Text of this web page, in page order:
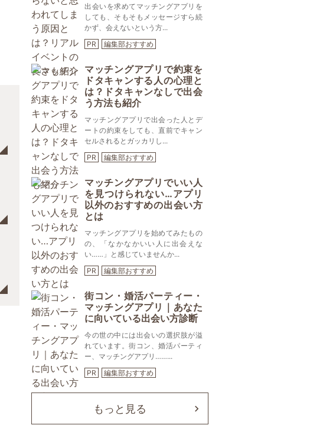
出会いを求めてマッチングアプリを
しても、そもそもメッセージすら続
かず、会えないという方...
PR
編集部おすすめ
マッチングアプリで約束を
ドタキャンする人の心理と
は？ドタキャンなしで出会
う方法も紹介
マッチングアプリで出会った人とデ
ートの約束をしても、直前でキャン
セルされるとガッカリし...
PR
編集部おすすめ
マッチングアプリでいい人
を見つけられない…アプリ
以外のおすすめの出会い方
とは
マッチングアプリを始めてみたもの
の、「なかなかいい人に出会えな
い……」と感じていませんか...
PR
編集部おすすめ
街コン・婚活パーティー・
マッチングアプリ｜あなた
に向いている出会い方診断
今の世の中には出会いの選択肢が溢
れています。街コン、婚活パーティ
ー、マッチングアプリ……...
PR
編集部おすすめ
もっと見る